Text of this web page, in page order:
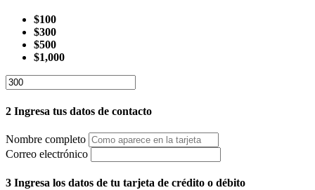
$100
$300
$500
$1,000
2 Ingresa tus datos de contacto
Nombre completo
Correo electrónico
3 Ingresa los datos de tu tarjeta de crédito o débito